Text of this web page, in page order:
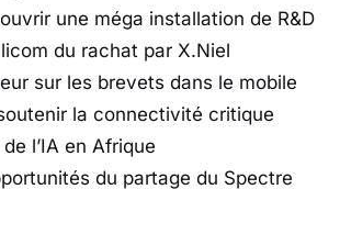
une méga installation de R&D
du rachat par X.Niel
sur les brevets dans le mobile
la connectivité critique
l’IA en Afrique
du partage du Spectre